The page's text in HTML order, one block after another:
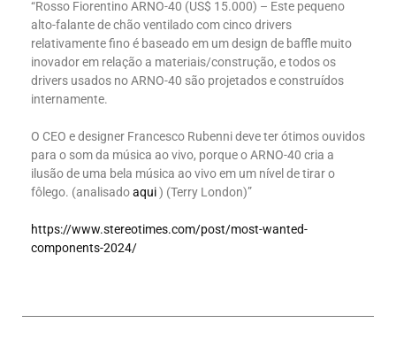
“Rosso Fiorentino ARNO-40 (US$ 15.000) – Este pequeno
alto-falante de chão ventilado com cinco drivers
relativamente fino é baseado em um design de baffle muito
inovador em relação a materiais/construção, e todos os
drivers usados no ARNO-40 são projetados e construídos
internamente.
O CEO e designer Francesco Rubenni deve ter ótimos ouvidos
para o som da música ao vivo, porque o ARNO-40 cria a
ilusão de uma bela música ao vivo em um nível de tirar o
fôlego. (analisadoaqui) (Terry London)”
https://www.stereotimes.com/post/most-wanted-
components-2024/